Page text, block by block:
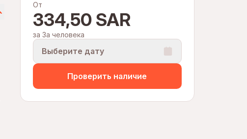
От
334,50 SAR
за За человека
Выберите дату
Проверить наличие